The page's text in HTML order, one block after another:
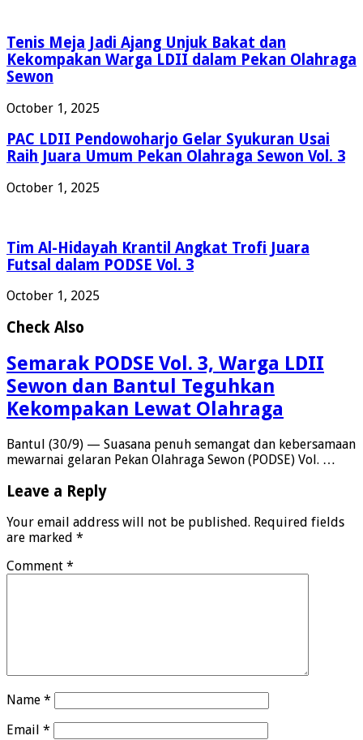
Tenis Meja Jadi Ajang Unjuk Bakat dan
Kekompakan Warga LDII dalam Pekan Olahraga
Sewon
October 1, 2025
PAC LDII Pendowoharjo Gelar Syukuran Usai
Raih Juara Umum Pekan Olahraga Sewon Vol. 3
October 1, 2025
Tim Al-Hidayah Krantil Angkat Trofi Juara
Futsal dalam PODSE Vol. 3
October 1, 2025
Check Also
Semarak PODSE Vol. 3, Warga LDII
Sewon dan Bantul Teguhkan
Kekompakan Lewat Olahraga
Bantul (30/9) — Suasana penuh semangat dan kebersamaan
mewarnai gelaran Pekan Olahraga Sewon (PODSE) Vol. …
Leave a Reply
Your email address will not be published. Required fields
are marked *
Comment *
Name *
Email *